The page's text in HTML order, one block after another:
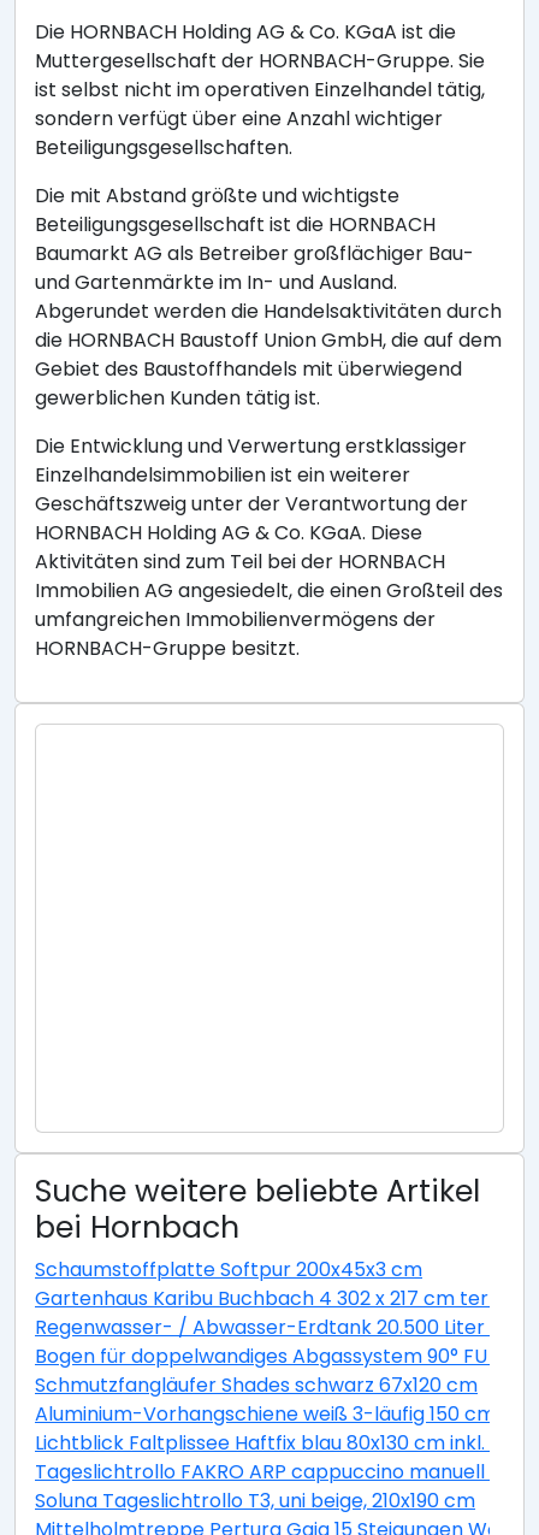
Die HORNBACH Holding AG & Co. KGaA ist die
Muttergesellschaft der HORNBACH-Gruppe. Sie
ist selbst nicht im operativen Einzelhandel tätig,
sondern verfügt über eine Anzahl wichtiger
Beteiligungsgesellschaften.
Die mit Abstand größte und wichtigste
Beteiligungsgesellschaft ist die HORNBACH
Baumarkt AG als Betreiber großflächiger Bau-
und Gartenmärkte im In- und Ausland.
Abgerundet werden die Handelsaktivitäten durch
die HORNBACH Baustoff Union GmbH, die auf dem
Gebiet des Baustoffhandels mit überwiegend
gewerblichen Kunden tätig ist.
Die Entwicklung und Verwertung erstklassiger
Einzelhandelsimmobilien ist ein weiterer
Geschäftszweig unter der Verantwortung der
HORNBACH Holding AG & Co. KGaA. Diese
Aktivitäten sind zum Teil bei der HORNBACH
Immobilien AG angesiedelt, die einen Großteil des
umfangreichen Immobilienvermögens der
HORNBACH-Gruppe besitzt.
Suche weitere beliebte Artikel
bei Hornbach
Schaumstoffplatte Softpur 200x45x3 cm
Gartenhaus Karibu Buchbach 4 302 x 217 cm
Regenwasser- / Abwasser-Erdtank 20.500 Liter GVT
Bogen für doppelwandiges Abgassystem 90° FU
Schmutzfangläufer Shades schwarz 67x120 cm
Aluminium-Vorhangschiene weiß 3-läufig 150 cm
Lichtblick Faltplissee Haftfix blau 80x130 cm inkl.
Tageslichtrollo FAKRO ARP cappuccino manuell
Soluna Tageslichtrollo T3, uni beige, 210x190 cm